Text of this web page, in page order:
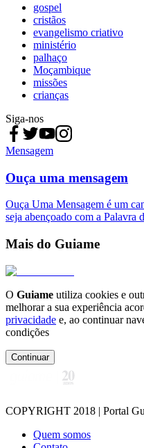
gospel
cristãos
evangelismo criativo
ministério
palhaço
Moçambique
missões
crianças
Siga-nos
Mensagem
Ouça uma mensagem
Ouça Uma Mensagem é um
seja abençoado com a Palavra
Mais do Guiame
O Guiame utiliza cookies e
melhorar a sua experiência
privacidade e, ao continuar
condições
Continuar
COPYRIGHT 2018 | Portal
Quem somos